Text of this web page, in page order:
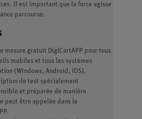
Il est important que la force agisse
parcourue.
mesure gratuit DigiCartAPP pour tous
mobiles et tous les systèmes
(Windows, Android, iOS).
de test spécialement
et préparée de manière
peut être appelée dans le